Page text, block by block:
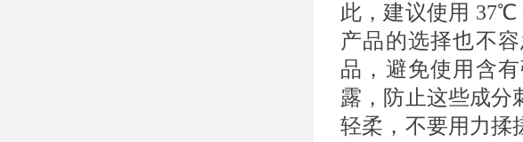
此，建议使用
产品的选择也不
品，避免使用含
露，防止这些成分
轻柔，不要用力揉